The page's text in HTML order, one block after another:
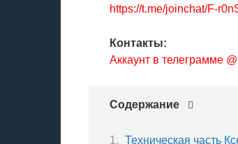
https://t.me/joinchat/F-
Контакты:
Аккаунт в телеграмме
Содержание
Техническая часть